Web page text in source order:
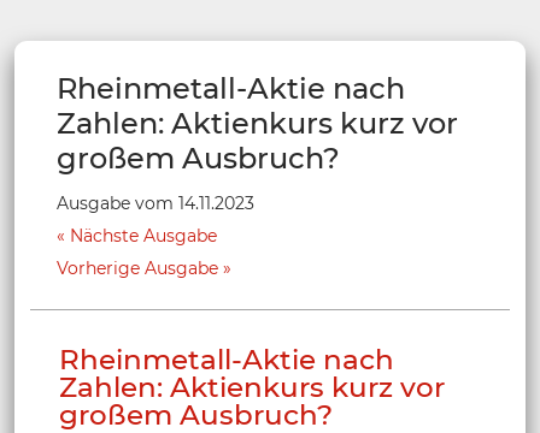
Rheinmetall-Aktie nach
Zahlen: Aktienkurs kurz vor
großem Ausbruch?
Ausgabe vom 14.11.2023
Nächste Ausgabe
Vorherige Ausgabe
Rheinmetall-Aktie nach
Zahlen: Aktienkurs kurz vor
großem Ausbruch?